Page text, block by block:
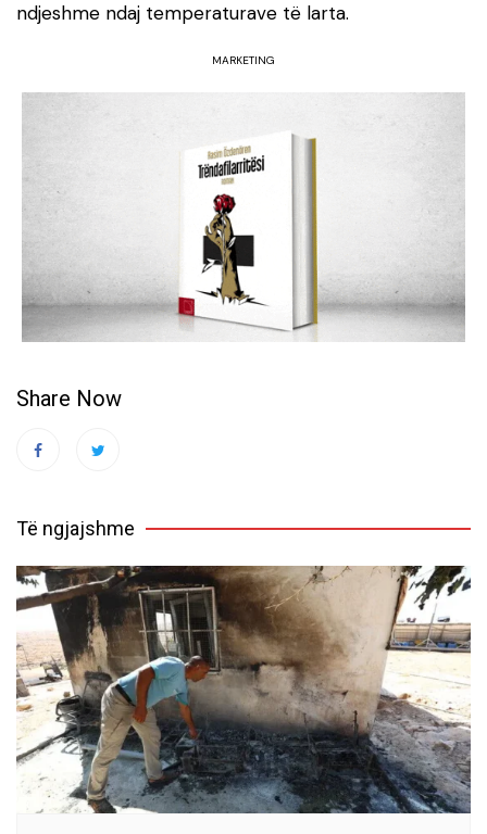
ndjeshme ndaj temperaturave të larta.
MARKETING
Share Now
Të ngjajshme